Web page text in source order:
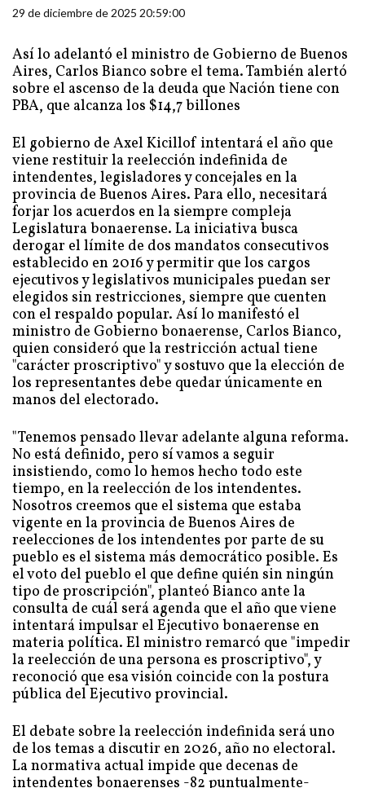
29 de diciembre de 2025 20:59:00
Así lo adelantó el ministro de Gobierno de Buenos
Aires, Carlos Bianco sobre el tema. También alertó
sobre el ascenso de la deuda que Nación tiene con
PBA, que alcanza los $14,7 billones
El gobierno de Axel Kicillof intentará el año que
viene restituir la reelección indefinida de
intendentes, legisladores y concejales en la
provincia de Buenos Aires. Para ello, necesitará
forjar los acuerdos en la siempre compleja
Legislatura bonaerense. La iniciativa busca
derogar el límite de dos mandatos consecutivos
establecido en 2016 y permitir que los cargos
ejecutivos y legislativos municipales puedan ser
elegidos sin restricciones, siempre que cuenten
con el respaldo popular. Así lo manifestó el
ministro de Gobierno bonaerense, Carlos Bianco,
quien consideró que la restricción actual tiene
"carácter proscriptivo" y sostuvo que la elección de
los representantes debe quedar únicamente en
manos del electorado.
"Tenemos pensado llevar adelante alguna reforma.
No está definido, pero sí vamos a seguir
insistiendo, como lo hemos hecho todo este
tiempo, en la reelección de los intendentes.
Nosotros creemos que el sistema que estaba
vigente en la provincia de Buenos Aires de
reelecciones de los intendentes por parte de su
pueblo es el sistema más democrático posible. Es
el voto del pueblo el que define quién sin ningún
tipo de proscripción", planteó Bianco ante la
consulta de cuál será agenda que el año que viene
intentará impulsar el Ejecutivo bonaerense en
materia política. El ministro remarcó que "impedir
la reelección de una persona es proscriptivo", y
reconoció que esa visión coincide con la postura
pública del Ejecutivo provincial.
El debate sobre la reelección indefinida será uno
de los temas a discutir en 2026, año no electoral.
La normativa actual impide que decenas de
intendentes bonaerenses -82 puntualmente-